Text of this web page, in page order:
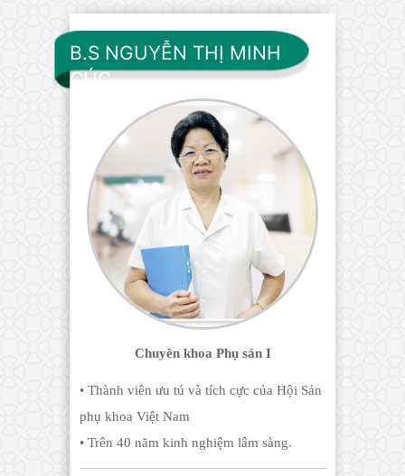
B.S NGUYỄN THỊ MINH
CÚC
Chuyên khoa Phụ sản I
• Thành viên ưu tú và tích cực của Hội Sản
phụ khoa Việt Nam
• Trên 40 năm kinh nghiệm lâm sàng.